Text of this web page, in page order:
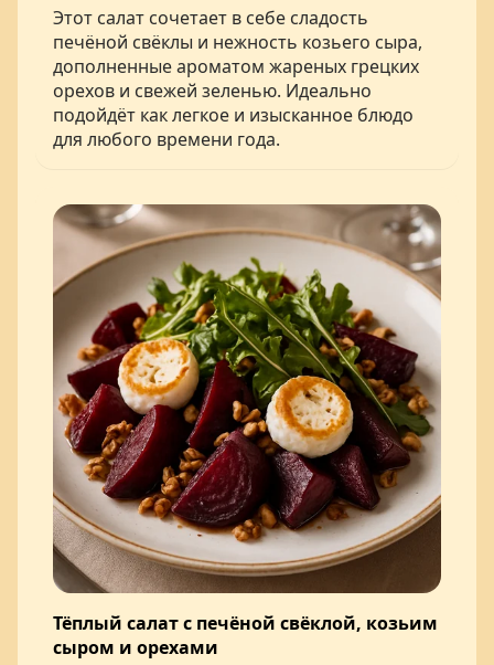
Этот салат сочетает в себе сладость
печёной свёклы и нежность козьего сыра,
дополненные ароматом жареных грецких
орехов и свежей зеленью. Идеально
подойдёт как легкое и изысканное блюдо
для любого времени года.
Тёплый салат с печёной свёклой, козьим
сыром и орехами